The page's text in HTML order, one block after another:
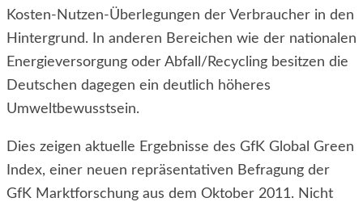
Kosten-Nutzen-Überlegungen der Verbraucher in den
Hintergrund. In anderen Bereichen wie der nationalen
Energieversorgung oder Abfall/Recycling besitzen die
Deutschen dagegen ein deutlich höheres
Umweltbewusstsein.
Dies zeigen aktuelle Ergebnisse des GfK Global Green
Index, einer neuen repräsentativen Befragung der
GfK Marktforschung aus dem Oktober 2011. Nicht